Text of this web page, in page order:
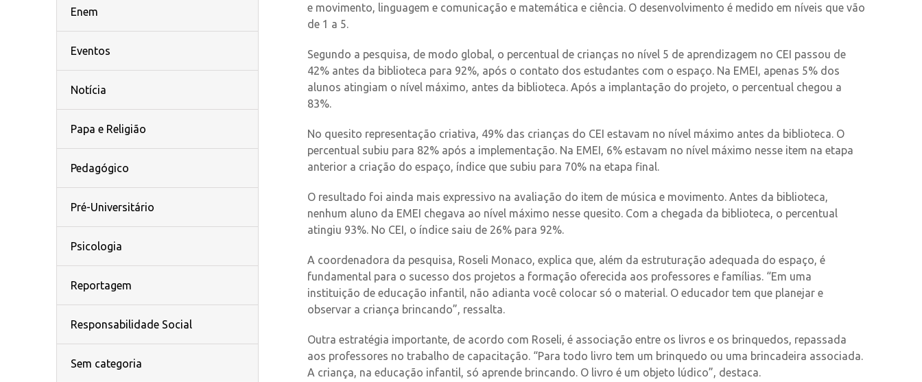
Enem
Eventos
Notícia
Papa e Religião
Pedagógico
Pré-Universitário
Psicologia
Reportagem
Responsabilidade Social
Sem categoria
e movimento, linguagem e comunicação e matemática e ciência. O desenvolvimento é medido em níveis que vão
de 1 a 5.
Segundo a pesquisa, de modo global, o percentual de crianças no nível 5 de aprendizagem no CEI passou de
42% antes da biblioteca para 92%, após o contato dos estudantes com o espaço. Na EMEI, apenas 5% dos
alunos atingiam o nível máximo, antes da biblioteca. Após a implantação do projeto, o percentual chegou a
83%.
No quesito representação criativa, 49% das crianças do CEI estavam no nível máximo antes da biblioteca. O
percentual subiu para 82% após a implementação. Na EMEI, 6% estavam no nível máximo nesse item na etapa
anterior a criação do espaço, índice que subiu para 70% na etapa final.
O resultado foi ainda mais expressivo na avaliação do item de música e movimento. Antes da biblioteca,
nenhum aluno da EMEI chegava ao nível máximo nesse quesito. Com a chegada da biblioteca, o percentual
atingiu 93%. No CEI, o índice saiu de 26% para 92%.
A coordenadora da pesquisa, Roseli Monaco, explica que, além da estruturação adequada do espaço, é
fundamental para o sucesso dos projetos a formação oferecida aos professores e famílias. “Em uma
instituição de educação infantil, não adianta você colocar só o material. O educador tem que planejar e
observar a criança brincando”, ressalta.
Outra estratégia importante, de acordo com Roseli, é associação entre os livros e os brinquedos, repassada
aos professores no trabalho de capacitação. “Para todo livro tem um brinquedo ou uma brincadeira associada.
A criança, na educação infantil, só aprende brincando. O livro é um objeto lúdico”, destaca.